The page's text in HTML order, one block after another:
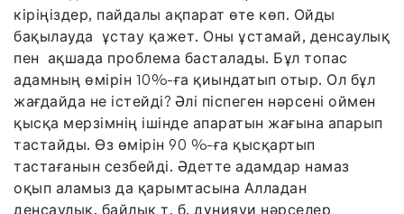
кіріңіздер, пайдалы ақпарат өте көп. Ойды
бақылауда ұстау қажет. Оны ұстамай, денсаулық
пен ақшада проблема басталады. Бұл топас
адамның өмірін 10%-ға қиындатып отыр. Ол бұл
жағдайда не істейді? Әлі піспеген нәрсені оймен
қысқа мерзімнің ішінде апаратын жағына апарып
тастайды. Өз өмірін 90 %-ға қысқартып
тастағанын сезбейді. Әдетте адамдар намаз
оқып аламыз да қарымтасына Алладан
денсаулық, байлық т. б. дүнияуи нәрселер